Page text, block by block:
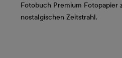
Fotobuch Premium Fotopapier
nostalgischen Zeitstrahl.